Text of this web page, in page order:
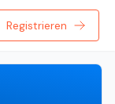
Registrieren